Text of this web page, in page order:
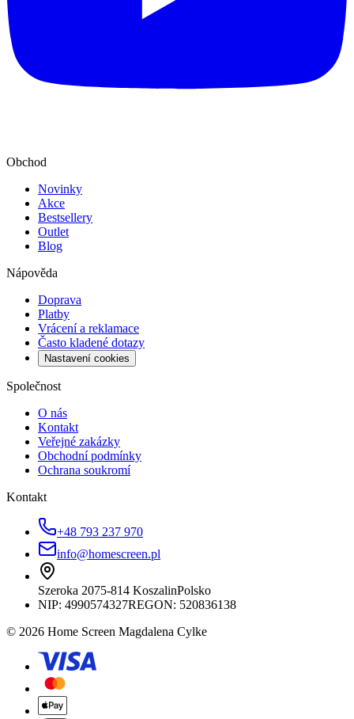
Obchod
Novinky
Akce
Bestsellery
Outlet
Blog
Nápověda
Doprava
Platby
Vrácení a reklamace
Často kladené dotazy
Nastavení cookies
Společnost
O nás
Kontakt
Veřejné zakázky
Obchodní podmínky
Ochrana soukromí
Kontakt
+48 793 237 970
info@homescreen.pl
Szeroka 2075-814 KoszalinPolsko
NIP: 4990574327REGON: 520836138
© 2026 Home Screen Magdalena Cylke